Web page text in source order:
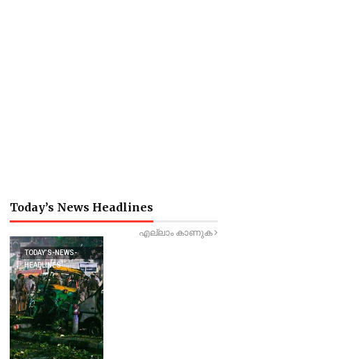
Today’s News Headlines
എല്ലാം കാണുക
TODAY’S-NEWS-
HEADLINES